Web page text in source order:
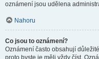
oznámení jsou udělena
Nahoru
Co jsou to oznámení?
Oznámení často obsahují
proto byste je měli vždy číst.